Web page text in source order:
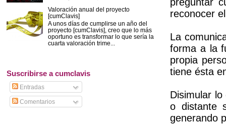
reconocer
La
forma a la
propia
tiene ésta
Disimular
o distante
generando
Valoración anual del proyecto
[cumClavis]
A unos días de cumplirse un año del
proyecto [cumClavis], creo que lo más
oportuno es transformar lo que sería la
cuarta valoración trime...
Suscribirse a cumclavis
Entradas
Comentarios